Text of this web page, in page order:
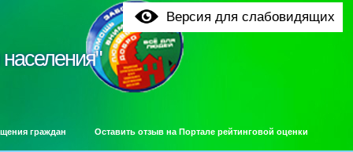
Версия для слабовидящих
граждан Оставить отзыв на Портале рейтинговой оценки